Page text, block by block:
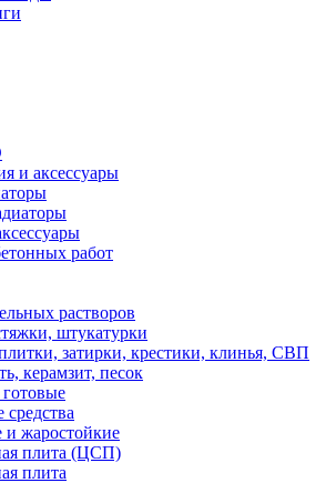
и аксессуары
работ
растворов
штукатурки
затирки, крестики, клинья, СВП
керамзит, песок
жаростойкие
плита (ЦСП)
плита